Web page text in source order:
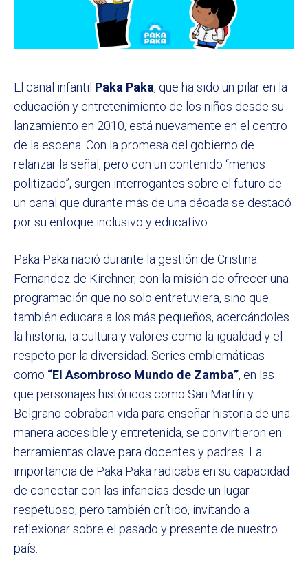
El canal infantil Paka Paka, que ha sido un pilar en la
educación y entretenimiento de los niños desde su
lanzamiento en 2010, está nuevamente en el centro
de la escena. Con la promesa del gobierno de
relanzar la señal, pero con un contenido “menos
politizado”, surgen interrogantes sobre el futuro de
un canal que durante más de una década se destacó
por su enfoque inclusivo y educativo.
Paka Paka nació durante la gestión de Cristina
Fernandez de Kirchner, con la misión de ofrecer una
programación que no solo entretuviera, sino que
también educara a los más pequeños, acercándoles
la historia, la cultura y valores como la igualdad y el
respeto por la diversidad. Series emblemáticas
como “El Asombroso Mundo de Zamba”, en las
que personajes históricos como San Martín y
Belgrano cobraban vida para enseñar historia de una
manera accesible y entretenida, se convirtieron en
herramientas clave para docentes y padres. La
importancia de Paka Paka radicaba en su capacidad
de conectar con las infancias desde un lugar
respetuoso, pero también crítico, invitando a
reflexionar sobre el pasado y presente de nuestro
país.